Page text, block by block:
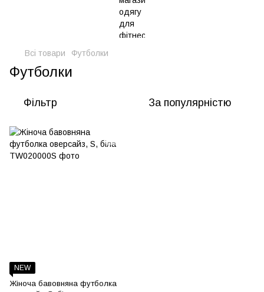
Всі товари Футболки
Футболки
Фільтр За популярністю
NEW
Жіноча бавовняна футболка